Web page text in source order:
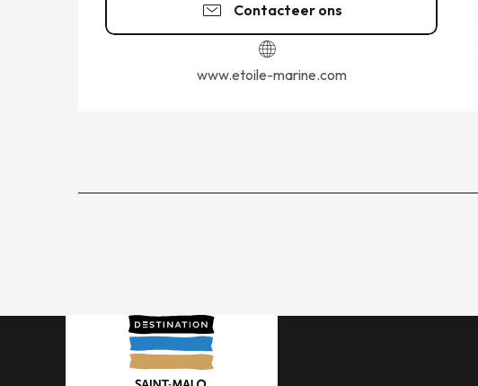
Contacteer ons
www.etoile-marine.com